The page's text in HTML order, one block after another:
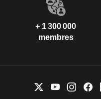
+ 1 300 000
membres